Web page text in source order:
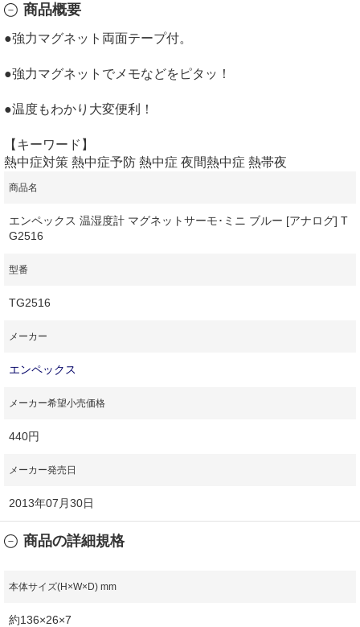
商品概要
●強力マグネット両面テープ付。
●強力マグネットでメモなどをピタッ！
●温度もわかり大変便利！
【キーワード】
熱中症対策 熱中症予防 熱中症 夜間熱中症 熱帯夜
商品名
エンペックス 温湿度計 マグネットサーモ･ミニ ブルー [アナログ] T
G2516
型番
TG2516
メーカー
エンペックス
メーカー希望小売価格
440円
メーカー発売日
2013年07月30日
商品の詳細規格
本体サイズ(H×W×D) mm
約136×26×7